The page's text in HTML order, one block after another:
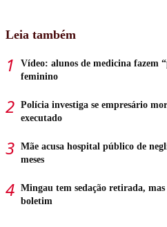
Leia também
Vídeo: alunos de medicina fazem
feminino
Polícia investiga se empresário
executado
Mãe acusa hospital público de
meses
Mingau tem sedação retirada,
boletim